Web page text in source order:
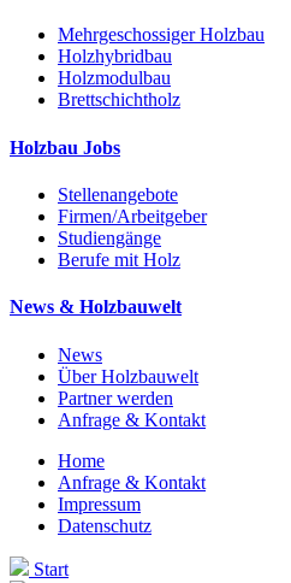
Mehrgeschossiger Holzbau
Holzhybridbau
Holzmodulbau
Brettschichtholz
Holzbau Jobs
Stellenangebote
Firmen/Arbeitgeber
Studiengänge
Berufe mit Holz
News & Holzbauwelt
News
Über Holzbauwelt
Partner werden
Anfrage & Kontakt
Home
Anfrage & Kontakt
Impressum
Datenschutz
Start